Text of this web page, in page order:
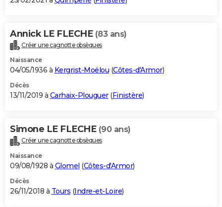
Annick LE FLECHE (83 ans)
Créer une cagnotte obsèques
Naissance
04/05/1936 à Kergrist-Moëlou (Côtes-d'Armor)
Décès
13/11/2019 à Carhaix-Plouguer(Finistère)
Simone LE FLECHE (90 ans)
Créer une cagnotte obsèques
Naissance
09/08/1928 à Glomel (Côtes-d'Armor)
Décès
26/11/2018 à Tours (Indre-et-Loire)